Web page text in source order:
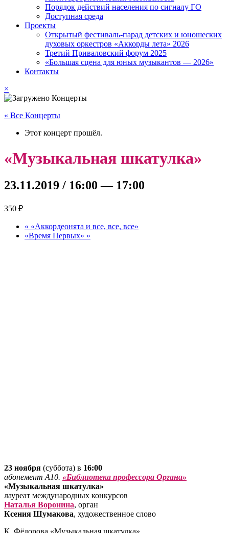
Порядок действий населения по сигналу ГО
Доступная среда
Проекты
Открытый фестиваль-парад детских и юношеских
духовых оркестров «Аккорды лета» 2026
Третий Приваловский форум 2025
«Большая сцена для юных музыкантов — 2026»
Контакты
×
« Все Концерты
Этот концерт прошёл.
«Музыкальная шкатулка»
23.11.2019 / 16:00 — 17:00
350 ₽
« «Аккордеонята и все, все, все»
«Время Первых» »
23 ноября (суббота) в 16:00
абонемент А10. «Библиотека профессора Органа»
«Музыкальная шкатулка»
лауреат международных конкурсов
Наталья Воронина, орган
Ксения Шумакова, художественное слово